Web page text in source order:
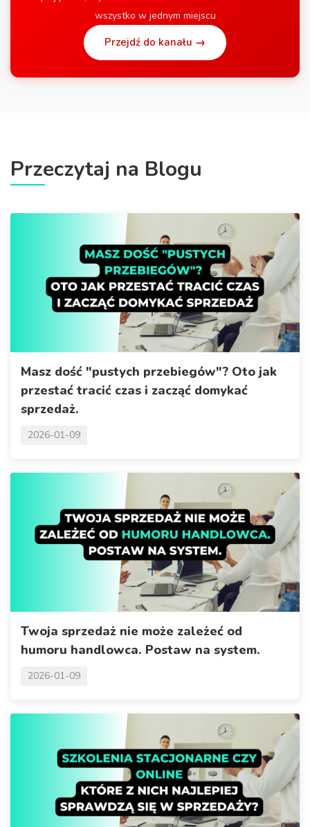
wszystko w jednym miejscu
Przejdź do kanału →
Przeczytaj na Blogu
Masz dość "pustych przebiegów"? Oto jak
przestać tracić czas i zacząć domykać
sprzedaż.
2026-01-09
Twoja sprzedaż nie może zależeć od
humoru handlowca. Postaw na system.
2026-01-09